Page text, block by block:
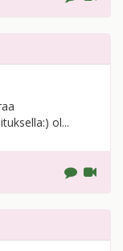
ol...